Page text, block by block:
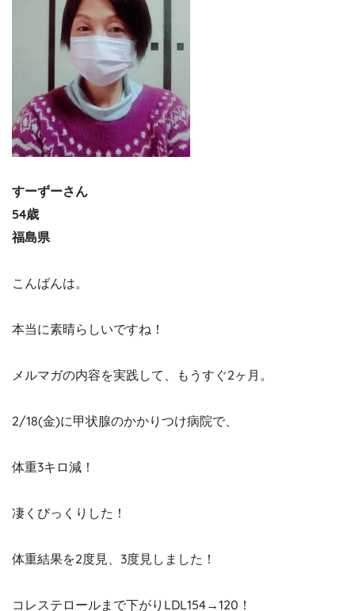
すーずーさん
54歳
福島県
こんばんは。
本当に素晴らしいですね！
メルマガの内容を実践して、もうすぐ2ヶ月。
2/18(金)に甲状腺のかかりつけ病院で、
体重3キロ減！
凄くびっくりした！
体重結果を2度見、3度見しました！
コレステロールまで下がりLDL154→120！